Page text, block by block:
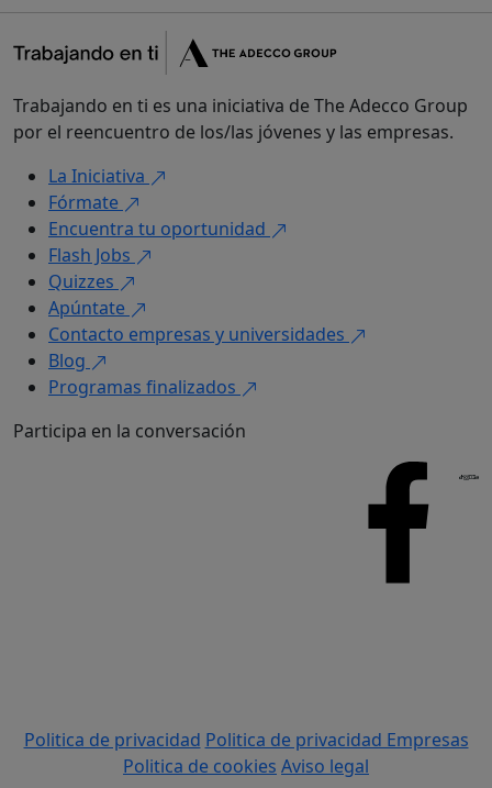
Trabajando en ti es una iniciativa de The Adecco Group
por el reencuentro de los/las jóvenes y las empresas.
La Iniciativa
Fórmate
Encuentra tu oportunidad
Flash Jobs
Quizzes
Apúntate
Contacto empresas y universidades
Blog
Programas finalizados
Participa en la conversación
Politica de privacidad Politica de privacidad Empresas
Politica de cookies Aviso legal